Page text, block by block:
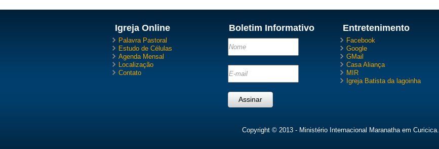
Igreja Online
Palavra Pastoral
Estudo de Células
Agenda Mensal
Localização
Contato
Boletim Informativo Entretenimento
Facebook
Google
GMail
Casa Aliança
MIR
Igreja Batista da lagoinha
Copyright © 2013 - Ministério Internacional Maranatha em Curicica.